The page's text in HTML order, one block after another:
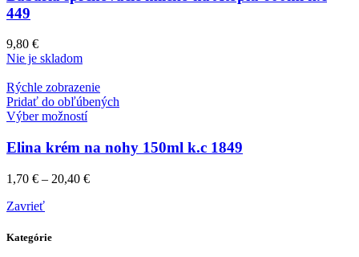
449
9,80 €
Nie je skladom
Rýchle zobrazenie
Pridať do obľúbených
Výber možností
Elina krém na nohy 150ml k.c 1849
1,70 € – 20,40 €
Zavrieť
Kategórie